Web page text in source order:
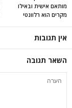
מותאם אישית ובאילו
מקרים הוא רלוונטי
אין תגובות
השאר תגובה